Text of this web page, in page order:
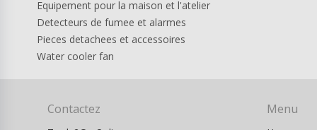
Equipement pour la maison et l'atelier
Detecteurs de fumee et alarmes
Pieces detachees et accessoires
Water cooler fan
Contactez Menu